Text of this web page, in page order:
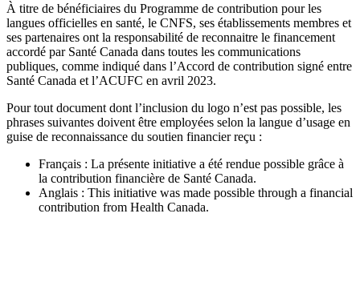
À titre de bénéficiaires du Programme de contribution pour les
langues officielles en santé, le CNFS, ses établissements membres et
ses partenaires ont la responsabilité de reconnaitre le financement
accordé par Santé Canada dans toutes les communications
publiques, comme indiqué dans l’Accord de contribution signé entre
Santé Canada et l’ACUFC en avril 2023.
Pour tout document dont l’inclusion du logo n’est pas possible, les
phrases suivantes doivent être employées selon la langue d’usage en
guise de reconnaissance du soutien financier reçu :
Français : La présente initiative a été rendue possible grâce à
la contribution financière de Santé Canada.
Anglais : This initiative was made possible through a financial
contribution from Health Canada.